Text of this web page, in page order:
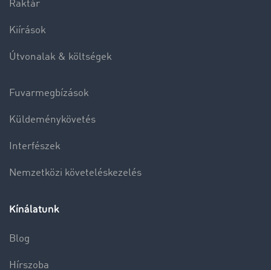
Raktár
Kiírások
Útvonalak & költségek
Fuvarmegbízások
Küldeménykövetés
Interfészek
Nemzetközi követeléskezelés
Kínálatunk
Blog
Hírszoba